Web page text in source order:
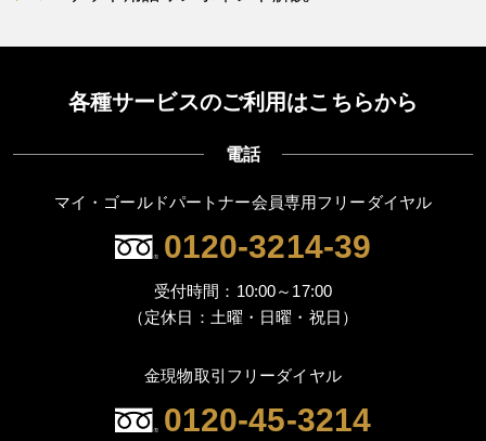
各種サービスのご利用はこちらから
電話
マイ・ゴールドパートナー会員専用フリーダイヤル
0120-3214-39
受付時間：10:00～17:00
（定休日：土曜・日曜・祝日）
金現物取引フリーダイヤル
0120-45-3214